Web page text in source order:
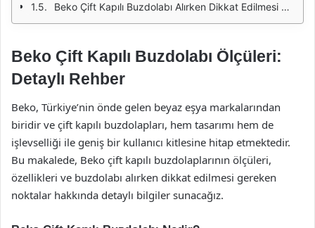
Beko Çift Kapılı Buzdolabı Alırken Dikkat Edilmesi Gerekenler
Beko Çift Kapılı Buzdolabı Ölçüleri:
Detaylı Rehber
Beko, Türkiye’nin önde gelen beyaz eşya markalarından
biridir ve çift kapılı buzdolapları, hem tasarımı hem de
işlevselliği ile geniş bir kullanıcı kitlesine hitap etmektedir.
Bu makalede, Beko çift kapılı buzdolaplarının ölçüleri,
özellikleri ve buzdolabı alırken dikkat edilmesi gereken
noktalar hakkında detaylı bilgiler sunacağız.